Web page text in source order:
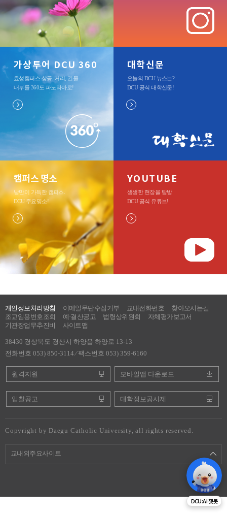
가상투어 DCU 360
효성캠퍼스 상공, 거리, 건물
내부를 360도 파노라마로!
캠퍼스 명소
낭만이 가득한 캠퍼스.
DCU 주요명소!
대학신문
오늘의 DCU 뉴스는?
DCU 공식 대학신문!
YOUTUBE
생생한 현장을 탐방
DCU 공식 유튜브!
개인정보처리방침 이메일무단수집거부 교내전화번호
찾아오시는길
조교임용번호조회
예·결산공고 법령상위원회
자체평가보고서
기관장업무추진비
사이트맵
38430 경상북도 경산시 하양읍 하양로 13-13
전화번호 053) 850-3114 ⁄ 팩스번호 053) 359-6160
원격지원 모바일앱 다운로드
입찰공고 대학정보공시제
Copyright by Daegu Catholic University, all rights reserved.
교내외주요사이트
DCU:AI 챗봇